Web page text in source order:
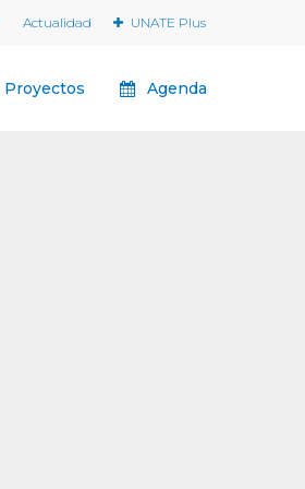
Actualidad UNATE Plus
Proyectos Agenda